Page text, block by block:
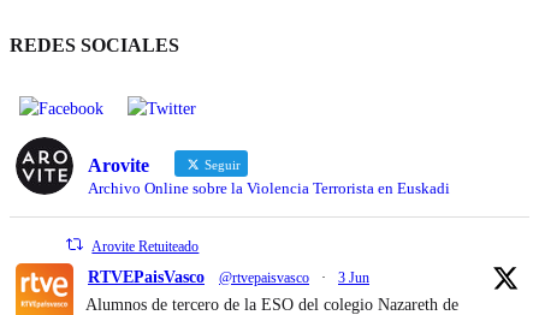
REDES SOCIALES
Arovite Seguir
Archivo Online sobre la Violencia Terrorista en Euskadi
Arovite Retuiteado
RTVEPaisVasco @rtvepaisvasco · 3 Jun
Alumnos de tercero de la ESO del colegio Nazareth de